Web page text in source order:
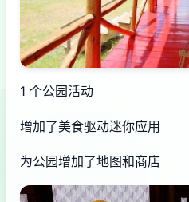
1 个公园活动
增加了美食驱动迷你应用
为公园增加了地图和商店